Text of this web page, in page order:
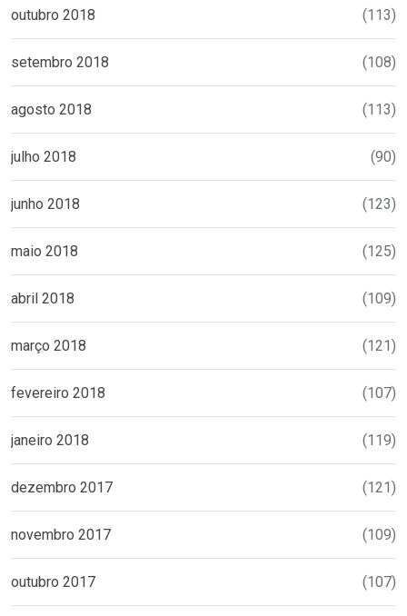
outubro 2018 (113)
setembro 2018 (108)
agosto 2018 (113)
julho 2018 (90)
junho 2018 (123)
maio 2018 (125)
abril 2018 (109)
março 2018 (121)
fevereiro 2018 (107)
janeiro 2018 (119)
dezembro 2017 (121)
novembro 2017 (109)
outubro 2017 (107)